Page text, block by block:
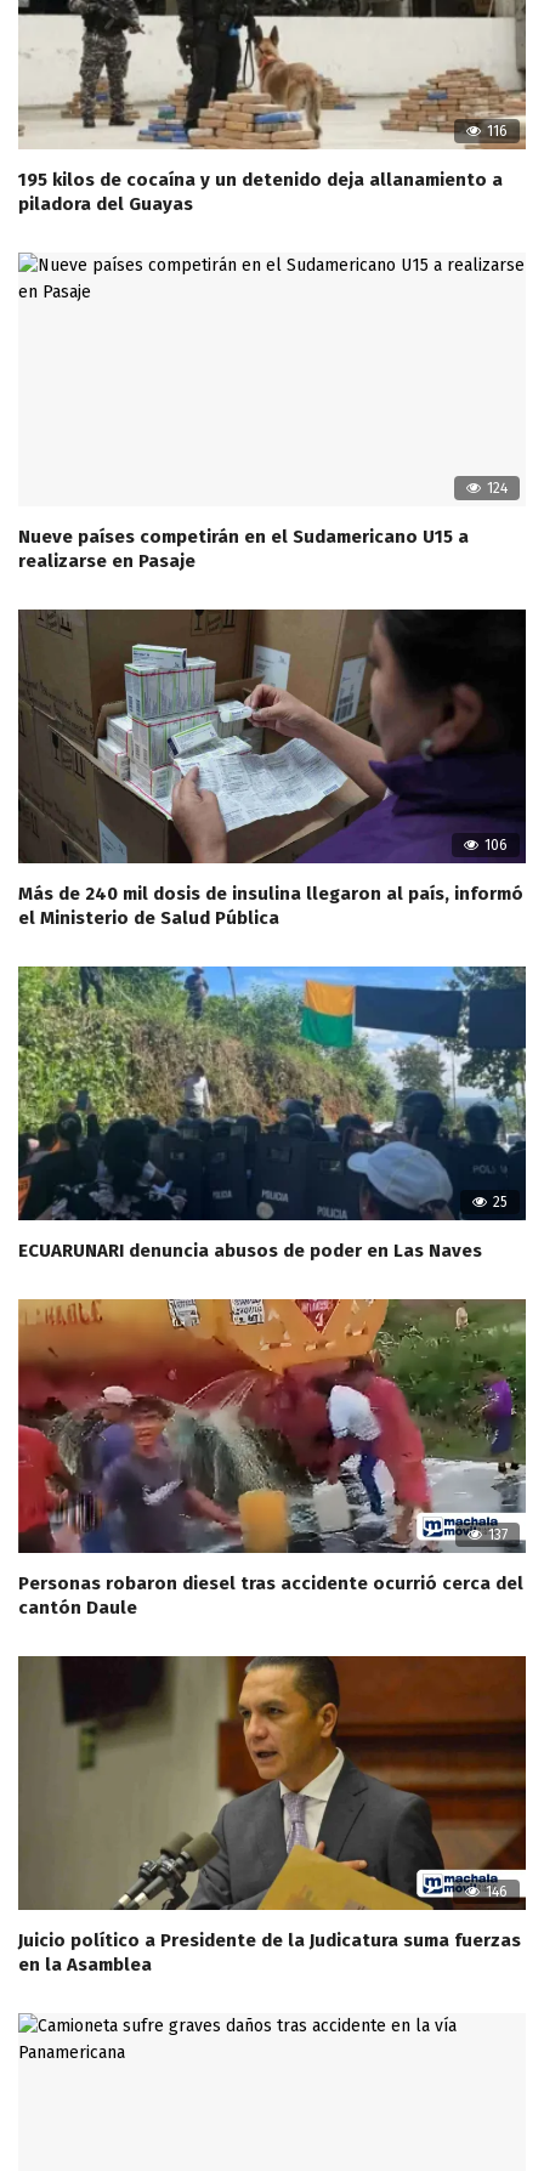
116
195 kilos de cocaína y un detenido deja allanamiento a
piladora del Guayas
124
Nueve países competirán en el Sudamericano U15 a
realizarse en Pasaje
106
Más de 240 mil dosis de insulina llegaron al país, informó
el Ministerio de Salud Pública
25
ECUARUNARI denuncia abusos de poder en Las Naves
137
Personas robaron diesel tras accidente ocurrió cerca del
cantón Daule
146
Juicio político a Presidente de la Judicatura suma fuerzas
en la Asamblea